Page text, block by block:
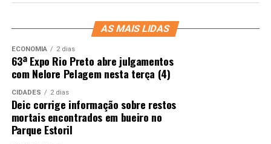
AS MAIS LIDAS
ECONOMIA 2 dias
63ª Expo Rio Preto abre julgamentos
com Nelore Pelagem nesta terça (4)
CIDADES 2 dias
Deic corrige informação sobre restos
mortais encontrados em bueiro no
Parque Estoril